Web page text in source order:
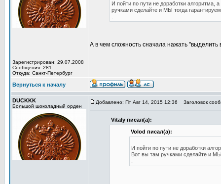
Зарегистрирован: 29.07.2008
Сообщения: 281
Откуда: Санкт-Петербург
И пойти по пути не доработки алгоритма,
ручками сделайте и МЫ тогда
А в чем сложность сначала нажать
Вернуться к началу
DUCKKK
Большой шоколадный орден
Добавлено: Пт Авг 14, 2015 12:36 Заголовок
Vitaly писал(а):
Volod писал(а):
И пойти по пути не доработки
Вот вы там ручками сделайте и МЫ